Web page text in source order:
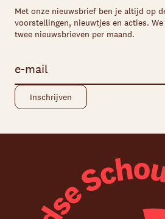
Met onze nieuwsbrief ben je altijd op
voorstellingen, nieuwtjes en acties.
twee nieuwsbrieven per maand.